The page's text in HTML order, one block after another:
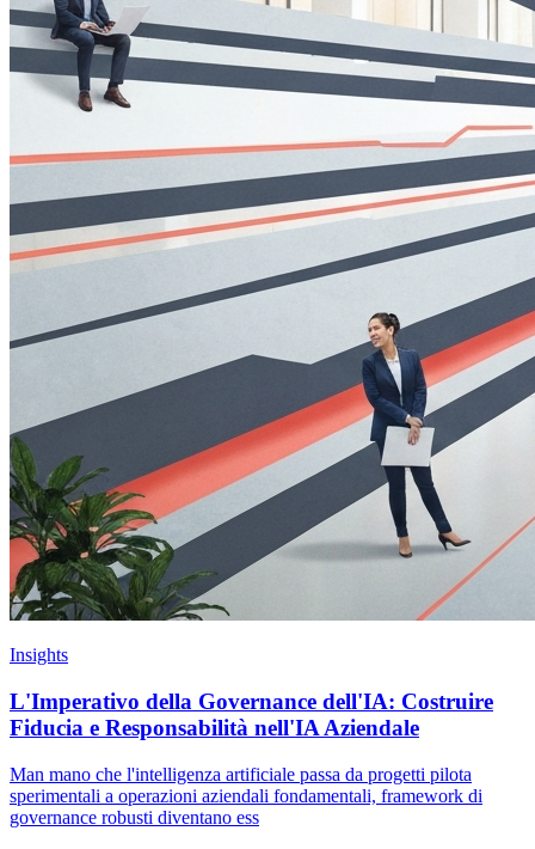
Insights
L'Imperativo della Governance dell'IA: Costruire
Fiducia e Responsabilità nell'IA Aziendale
Man mano che l'intelligenza artificiale passa da progetti pilota
sperimentali a operazioni aziendali fondamentali, framework di
governance robusti diventano ess